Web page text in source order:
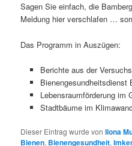
Sagen Sie einfach, die
Meldung hier verschlafen …
Das Programm in Auszügen:
Berichte aus der
Lebensraumförderung im
Stadtbäume im
Dieser Eintrag wurde vonIlona
Bienen, Bienengesundheit,